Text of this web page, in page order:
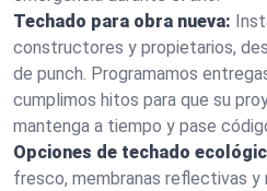
Techado para obra nueva:
constructores y propietarios,
de punch. Programamos
cumplimos hitos para que su
mantenga a tiempo y pase
Opciones de techado
fresco, membranas reflectivas